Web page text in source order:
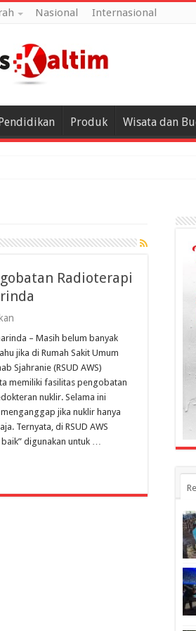
Nasional Internasional
Produk Wisata dan
Radioterapi
Perlu
Berobat
ke
Luar
Kaltim,
Fasilitas
Pengobatan
Radioterapi
dan
Kedokteran
AWS
– Masih belum banyak
jika di Rumah Sakit Umum
Sjahranie (RSUD AWS)
memiliki fasilitas pengobatan
nuklir. Selama ini
jika nuklir hanya
Ternyata, di RSUD AWS
baik” digunakan untuk …